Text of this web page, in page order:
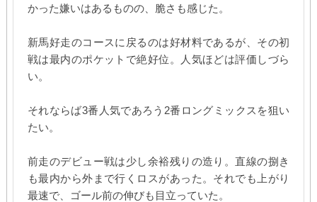
かった嫌いはあるものの、脆さも感じた。
新馬好走のコースに戻るのは好材料であるが、その初
戦は最内のポケットで絶好位。人気ほどは評価しづら
い。
それならば3番人気であろう2番ロングミックスを狙い
たい。
前走のデビュー戦は少し余裕残りの造り。直線の捌き
も最内から外まで行くロスがあった。それでも上がり
最速で、ゴール前の伸びも目立っていた。